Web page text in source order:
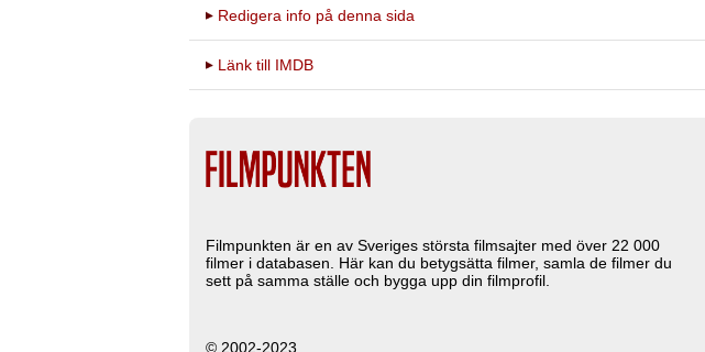
Redigera info på denna sida
Länk till IMDB
Filmpunkten är en av Sveriges största filmsajter med över 22 000
filmer i databasen. Här kan du betygsätta filmer, samla de filmer du
sett på samma ställe och bygga upp din filmprofil.
© 2002-2023.